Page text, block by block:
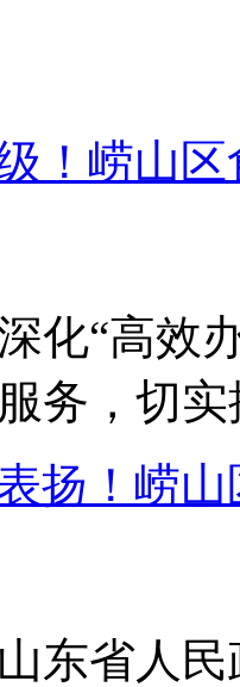
！崂山
“高效办
务，切
扬！崂
省人民